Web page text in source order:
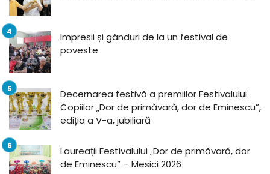
Impresii și gânduri de la un festival de
poveste
Decernarea festivă a premiilor Festivalului
Copiilor „Dor de primăvară, dor de Eminescu”,
ediția a V-a, jubiliară
Laureații Festivalului „Dor de primăvară, dor
de Eminescu” – Mesici 2026